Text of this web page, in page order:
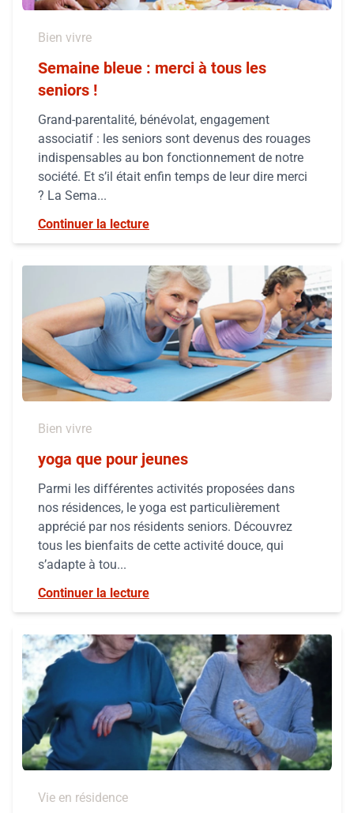
Bien vivre
Semaine bleue : merci à tous les
seniors !
Grand-parentalité, bénévolat, engagement
associatif : les seniors sont devenus des rouages
indispensables au bon fonctionnement de notre
société. Et s’il était enfin temps de leur dire merci
? La Sema...
Continuer la lecture
Bien vivre
yoga que pour jeunes
Parmi les différentes activités proposées dans
nos résidences, le yoga est particulièrement
apprécié par nos résidents seniors. Découvrez
tous les bienfaits de cette activité douce, qui
s’adapte à tou...
Continuer la lecture
Vie en résidence